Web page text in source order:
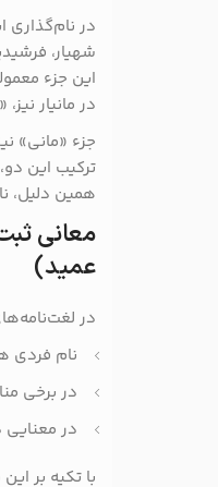
در نام‌گذاری
شهیار،
این جزء
در مانیار
جزء «مانی»
ترکیب این
همین دلیل،
معانی
عمید)
در
نام فردی
در برخی
در معنایی
با تکیه بر